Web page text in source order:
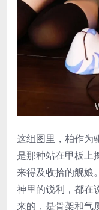
这组图里，柏作为
是那种站在甲板上
来得及收拾的舰娘
神里的锐利，都在
来的，是骨架和气